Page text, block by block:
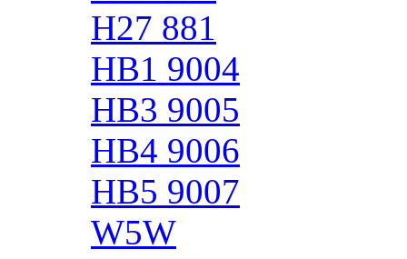
H27 881
HB1 9004
HB3 9005
HB4 9006
HB5 9007
W5W